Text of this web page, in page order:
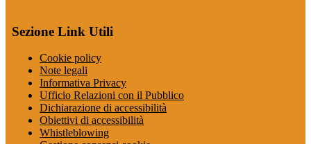
Sezione Link Utili
Cookie policy
Note legali
Informativa Privacy
Ufficio Relazioni con il Pubblico
Dichiarazione di accessibilità
Obiettivi di accessibilità
Whistleblowing